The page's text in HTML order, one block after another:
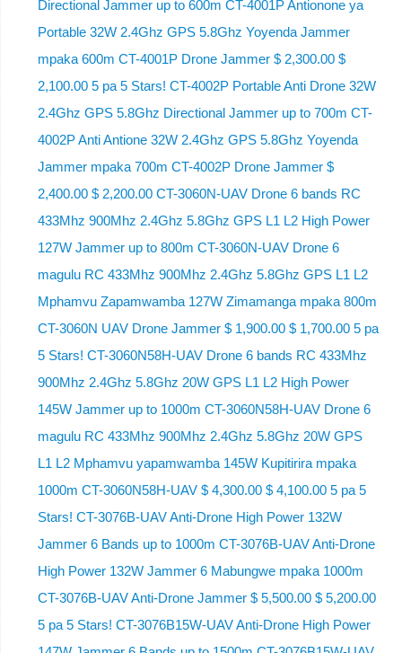
Directional Jammer up to 600m CT-4001P Antionone ya
Portable 32W 2.4Ghz GPS 5.8Ghz Yoyenda Jammer
mpaka 600m CT-4001P Drone Jammer $ 2,300.00 $
2,100.00 5 pa 5 Stars! CT-4002P Portable Anti Drone 32W
2.4Ghz GPS 5.8Ghz Directional Jammer up to 700m CT-
4002P Anti Antione 32W 2.4Ghz GPS 5.8Ghz Yoyenda
Jammer mpaka 700m CT-4002P Drone Jammer $
2,400.00 $ 2,200.00 CT-3060N-UAV Drone 6 bands RC
433Mhz 900Mhz 2.4Ghz 5.8Ghz GPS L1 L2 High Power
127W Jammer up to 800m CT-3060N-UAV Drone 6
magulu RC 433Mhz 900Mhz 2.4Ghz 5.8Ghz GPS L1 L2
Mphamvu Zapamwamba 127W Zimamanga mpaka 800m
CT-3060N UAV Drone Jammer $ 1,900.00 $ 1,700.00 5 pa
5 Stars! CT-3060N58H-UAV Drone 6 bands RC 433Mhz
900Mhz 2.4Ghz 5.8Ghz 20W GPS L1 L2 High Power
145W Jammer up to 1000m CT-3060N58H-UAV Drone 6
magulu RC 433Mhz 900Mhz 2.4Ghz 5.8Ghz 20W GPS
L1 L2 Mphamvu yapamwamba 145W Kupitirira mpaka
1000m CT-3060N58H-UAV $ 4,300.00 $ 4,100.00 5 pa 5
Stars! CT-3076B-UAV Anti-Drone High Power 132W
Jammer 6 Bands up to 1000m CT-3076B-UAV Anti-Drone
High Power 132W Jammer 6 Mabungwe mpaka 1000m
CT-3076B-UAV Anti-Drone Jammer $ 5,500.00 $ 5,200.00
5 pa 5 Stars! CT-3076B15W-UAV Anti-Drone High Power